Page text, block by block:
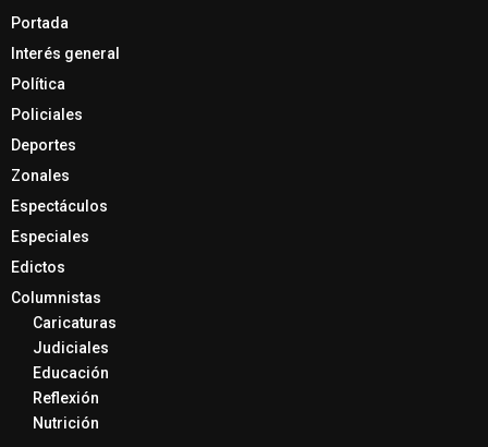
Portada
Interés general
Política
Policiales
Deportes
Zonales
Espectáculos
Especiales
Edictos
Columnistas
Caricaturas
Judiciales
Educación
Reflexión
Nutrición